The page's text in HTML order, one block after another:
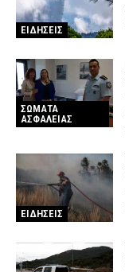
ΕΙΔΗΣΕΙΣ
ΣΩΜΑΤΑ
ΑΣΦΑΛΕΙΑΣ
ΕΙΔΗΣΕΙΣ